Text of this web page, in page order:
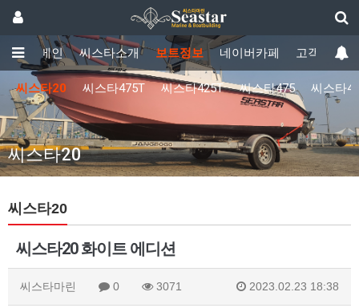
메인 씨스타소개 보트정보 네이버카페 고객센터
씨스타20 씨스타475T 씨스타425T 씨스타475 씨스타
씨스타20
씨스타20
씨스타20 화이트 에디션
씨스타마린 0 3071 2023.02.23 18:38